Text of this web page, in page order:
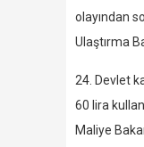
olayından
Ulaştırma
24. Devlet
60 lira
Maliye